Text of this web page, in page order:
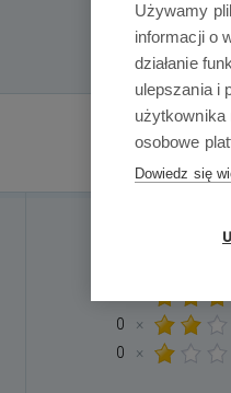
0
×
0
×
Używamy
informacji o
działanie
ulepszania i
użytkownika
osobowe
Dowiedz się